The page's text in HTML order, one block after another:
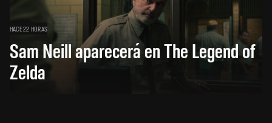
HACE 22 HORAS
Sam Neill aparecerá en The Legend of
Zelda